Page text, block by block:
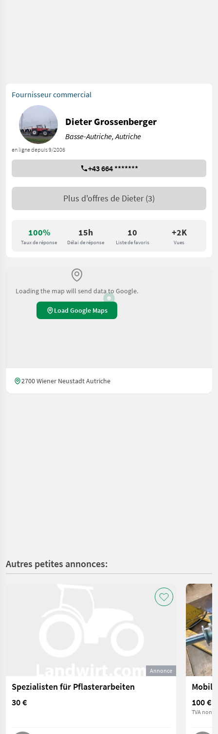
100%
Taux de réponse
15h
Délai de réponse
10
Liste de favoris
+2K
Vues
Fournisseur commercial
en ligne depuis 9/2006
Dieter Grossenberger
Basse-Autriche, Autriche
+43 664 *******
Plus d'offres de Dieter (3)
Loading the map will send data to Google.
Load Google Maps
2700 Wiener Neustadt Autriche
Autres petites annonces:
Annonce
Spezialisten für Pflasterarbeiten
30 €
100 €
TVA non